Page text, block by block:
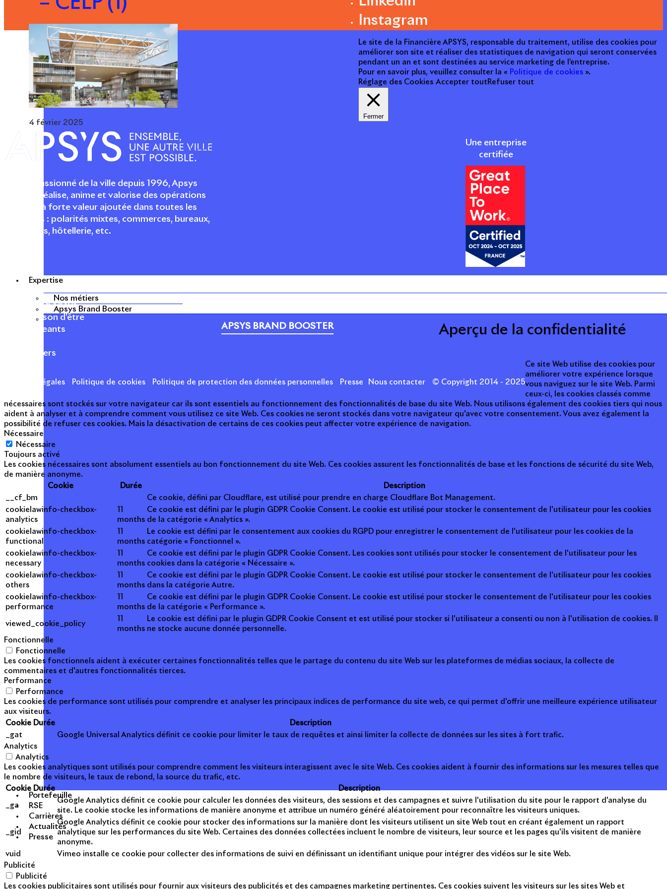
Expertise
Nos métiers
Apsys Brand Booster
Portefeuille
RSE
Carrières
Actualités
Presse
4 février 2025
Acteur passionné de la ville depuis 1996, Apsys
conçoit, réalise, anime et valorise des opérations
urbaines à forte valeur ajoutée dans toutes les
fonctions : polarités mixtes, commerces, bureaux,
logements, hôtellerie, etc.
Une entreprise
certifiée
APSYS EN BREF
À propos d'Apsys
Notre raison d’être
Nos dirigeants
Nos métiers
APSYS BRAND BOOSTER
Mentions légales Politique de cookies Politique de protection des données personnelles Presse Nous contacter © Copyright 2014 - 2025
Instagram
Le site de la Financière APSYS, responsable du traitement, utilise des cookies pour
améliorer son site et réaliser des statistiques de navigation qui seront conservées
pendant un an et sont destinées au service marketing de l’entreprise.
Pour en savoir plus, veuillez consulter la « Politique de cookies ».
Réglage des Cookies Accepter tout Refuser tout
Fermer
Aperçu de la confidentialité
Ce site Web utilise des cookies pour
améliorer votre expérience lorsque
vous naviguez sur le site Web. Parmi
ceux-ci, les cookies classés comme
nécessaires sont stockés sur votre navigateur car ils sont essentiels au fonctionnement des fonctionnalités de base du site Web. Nous utilisons également des cookies tiers qui nous
aident à analyser et à comprendre comment vous utilisez ce site Web. Ces cookies ne seront stockés dans votre navigateur qu'avec votre consentement. Vous avez également la
possibilité de refuser ces cookies. Mais la désactivation de certains de ces cookies peut affecter votre expérience de navigation.
Nécessaire
Nécessaire
Toujours activé
Les cookies nécessaires sont absolument essentiels au bon fonctionnement du site Web. Ces cookies assurent les fonctionnalités de base et les fonctions de sécurité du site Web,
de manière anonyme.
Cookie
Durée
Description
__cf_bm
Ce cookie, défini par Cloudflare, est utilisé pour prendre en charge Cloudflare Bot Management.
cookielawinfo-checkbox-
analytics
months
Ce cookie est défini par le plugin GDPR Cookie Consent. Le cookie est utilisé pour stocker le consentement de l'utilisateur pour les cookies
de la catégorie « Analytics ».
cookielawinfo-checkbox-
functional
months
Le cookie est défini par le consentement aux cookies du RGPD pour enregistrer le consentement de l'utilisateur pour les cookies de la
catégorie « Fonctionnel ».
cookielawinfo-checkbox-
necessary
months
Ce cookie est défini par le plugin GDPR Cookie Consent. Les cookies sont utilisés pour stocker le consentement de l'utilisateur pour les
cookies dans la catégorie « Nécessaire ».
cookielawinfo-checkbox-
others
months
Ce cookie est défini par le plugin GDPR Cookie Consent. Le cookie est utilisé pour stocker le consentement de l'utilisateur pour les cookies
dans la catégorie Autre.
cookielawinfo-checkbox-
performance
months
Ce cookie est défini par le plugin GDPR Cookie Consent. Le cookie est utilisé pour stocker le consentement de l'utilisateur pour les cookies
de la catégorie « Performance ».
viewed_cookie_policy
months
Le cookie est défini par le plugin GDPR Cookie Consent et est utilisé pour stocker si l'utilisateur a consenti ou non à l'utilisation de cookies. Il
ne stocke aucune donnée personnelle.
Fonctionnelle
Fonctionnelle
Les cookies fonctionnels aident à exécuter certaines fonctionnalités telles que le partage du contenu du site Web sur les plateformes de médias sociaux, la collecte de
commentaires et d'autres fonctionnalités tierces.
Performance
Performance
Les cookies de performance sont utilisés pour comprendre et analyser les principaux indices de performance du site web, ce qui permet d'offrir une meilleure expérience utilisateur
aux visiteurs.
Cookie Durée
Description
_gat
Google Universal Analytics définit ce cookie pour limiter le taux de requêtes et ainsi limiter la collecte de données sur les sites à fort trafic.
Analytics
Analytics
Les cookies analytiques sont utilisés pour comprendre comment les visiteurs interagissent avec le site Web. Ces cookies aident à fournir des informations sur les mesures telles que
le nombre de visiteurs, le taux de rebond, la source du trafic, etc.
Cookie Durée Description
_ga
Google Analytics définit ce cookie pour calculer les données des visiteurs, des sessions et des campagnes et suivre l'utilisation du site pour le rapport d'analyse du
site. Le cookie stocke les informations de manière anonyme et attribue un numéro généré aléatoirement pour reconnaître les visiteurs uniques.
_gid
Google Analytics définit ce cookie pour stocker des informations sur la manière dont les visiteurs utilisent un site Web tout en créant également un rapport
analytique sur les performances du site Web. Certaines des données collectées incluent le nombre de visiteurs, leur source et les pages qu'ils visitent de manière
anonyme.
vuid
Vimeo installe ce cookie pour collecter des informations de suivi en définissant un identifiant unique pour intégrer des vidéos sur le site Web.
Publicité
Publicité
Les cookies publicitaires sont utilisés pour fournir aux visiteurs des publicités et des campagnes marketing pertinentes. Ces cookies suivent les visiteurs sur les sites Web et